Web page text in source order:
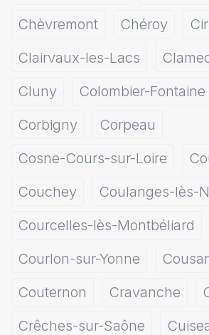
Chèvremont
Chéroy
Clairvaux-les-Lacs
Cluny
Colombier-Fontaine
Corbigny
Corpeau
Cosne-Cours-sur-Loire
Couchey
Coulanges-lès-
Courcelles-lès-Montbéliard
Courlon-sur-Yonne
Couternon
Cravanche
Crêches-sur-Saône